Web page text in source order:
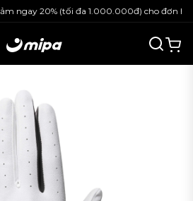
ngay 20% (tối đa 1.000.000đ) cho đơn